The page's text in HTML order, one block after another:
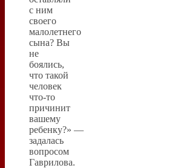
с ним
своего
малолетнего
сына? Вы
не
боялись,
что такой
человек
что-то
причинит
вашему
ребенку?» —
задалась
вопросом
Гаврилова.